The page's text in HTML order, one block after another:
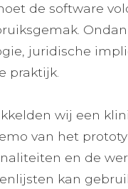
de software
juridische
praktijk.
wij een
van het
en de
kan